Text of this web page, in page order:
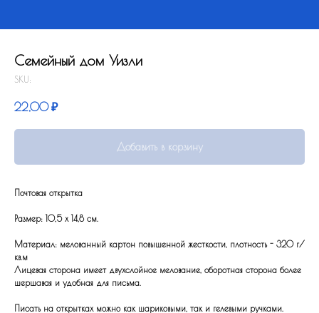
Семейный дом Уизли
SKU:
22,00 ₽
Добавить в корзину
Почтовая открытка
Размер: 10,5 x 14,8 см.
Материал: мелованный картон повышенной жесткости, плотность - 320 г/
кв.м
Лицевая сторона имеет двухслойное мелование, оборотная сторона более
шершавая и удобная для письма.
Писать на открытках можно как шариковыми, так и гелевыми ручками.